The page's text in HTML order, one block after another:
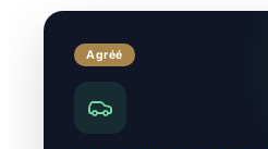
Agréé